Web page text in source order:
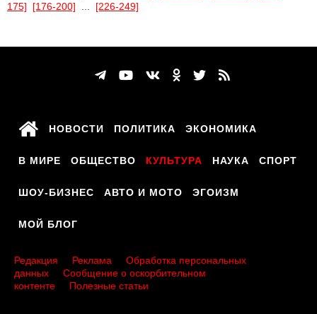
175]
[176-200] [226-249]
НОВОСТИ ПОЛИТИКА ЭКОНОМИКА
В МИРЕ ОБЩЕСТВО КУЛЬТУРА НАУКА СПОРТ
ШОУ-БИЗНЕС АВТО И МОТО ЭГОИЗМ
МОЙ БЛОГ
Редакция Реклама
Обработка персональных
данных
Сообщение о оскорбительном
контенте
Полезные статьи